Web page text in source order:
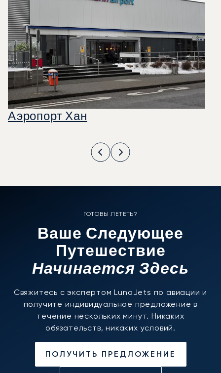
Аэропорт Хан
ГОТОВЫ ЛЕТЕТЬ?
Ваше Следующее
Путешествие
Начинается Здесь
Свяжитесь с экспертом LunaJets по авиации и
получите индивидуальное предложение в
течение нескольких минут. Никаких
обязательств, никаких условий.
ПОЛУЧИТЬ ПРЕДЛОЖЕНИЕ